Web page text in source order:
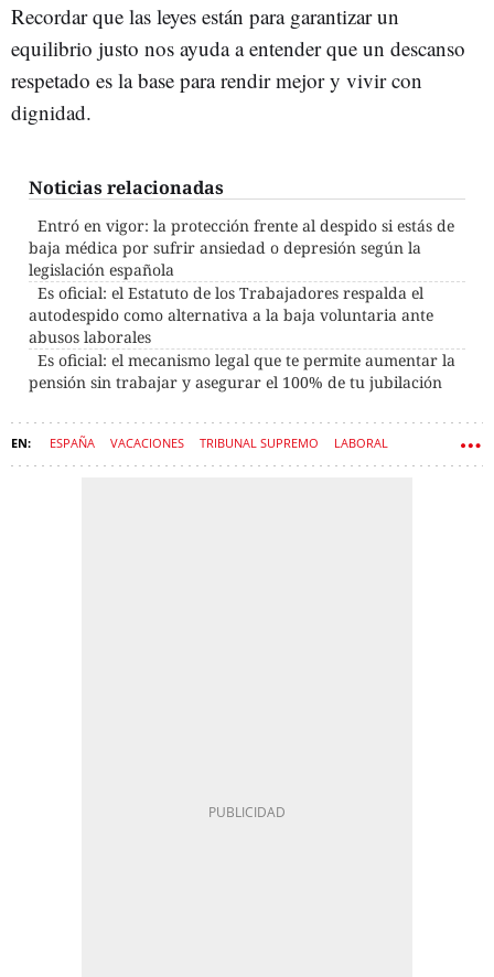
Recordar que las leyes están para garantizar un
equilibrio justo nos ayuda a entender que un descanso
respetado es la base para rendir mejor y vivir con
dignidad.
Noticias relacionadas
Entró en vigor: la protección frente al despido si estás de
baja médica por sufrir ansiedad o depresión según la
legislación española
Es oficial: el Estatuto de los Trabajadores respalda el
autodespido como alternativa a la baja voluntaria ante
abusos laborales
Es oficial: el mecanismo legal que te permite aumentar la
pensión sin trabajar y asegurar el 100% de tu jubilación
ESPAÑA VACACIONES TRIBUNAL SUPREMO LABORAL